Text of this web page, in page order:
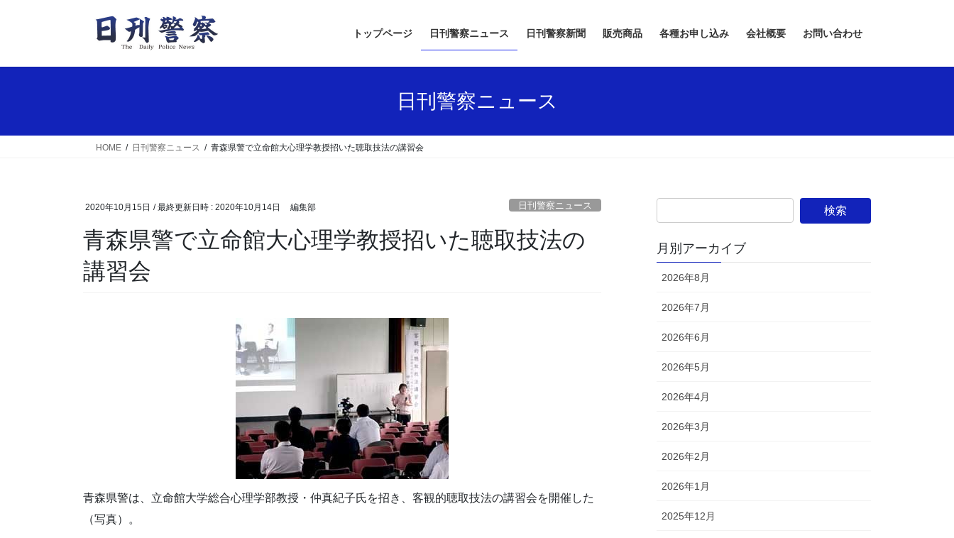
トップページ 日刊警察ニュース 日刊警察新聞 販売商品 各種お申し込み 会社概要 お問い合わせ
日刊警察ニュース
HOME 日刊警察ニュース 青森県警で立命館大心理学教授招いた聴取技法の講習会
2020年10月15日 / 最終更新日時 : 2020年10月14日 編集部 日刊警察ニュース
青森県警で立命館大心理学教授招いた聴取技法の
講習会
青森県警は、立命館大学総合心理学部教授・仲真紀子氏を招き、客観的聴取技法の講習会を開催した
（写真）。
月別アーカイブ
2026年8月
2026年7月
2026年6月
2026年5月
2026年4月
2026年3月
2026年2月
2026年1月
2025年12月